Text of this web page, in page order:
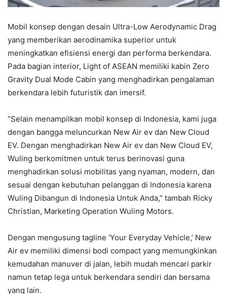
Mobil konsep dengan desain Ultra-Low Aerodynamic Drag
yang memberikan aerodinamika superior untuk
meningkatkan efisiensi energi dan performa berkendara.
Pada bagian interior, Light of ASEAN memiliki kabin Zero
Gravity Dual Mode Cabin yang menghadirkan pengalaman
berkendara lebih futuristik dan imersif.
“Selain menampilkan mobil konsep di Indonesia, kami juga
dengan bangga meluncurkan New Air ev dan New Cloud
EV. Dengan menghadirkan New Air ev dan New Cloud EV,
Wuling berkomitmen untuk terus berinovasi guna
menghadirkan solusi mobilitas yang nyaman, modern, dan
sesuai dengan kebutuhan pelanggan di Indonesia karena
Wuling Dibangun di Indonesia Untuk Anda,” tambah Ricky
Christian, Marketing Operation Wuling Motors.
Dengan mengusung tagline ‘Your Everyday Vehicle,’ New
Air ev memiliki dimensi bodi compact yang memungkinkan
kemudahan manuver di jalan, lebih mudah mencari parkir
namun tetap lega untuk berkendara sendiri dan bersama
yang lain.